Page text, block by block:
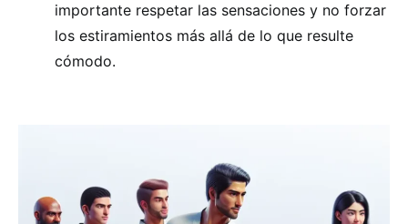
importante respetar las sensaciones y no forzar
los estiramientos más allá de lo que resulte
cómodo.